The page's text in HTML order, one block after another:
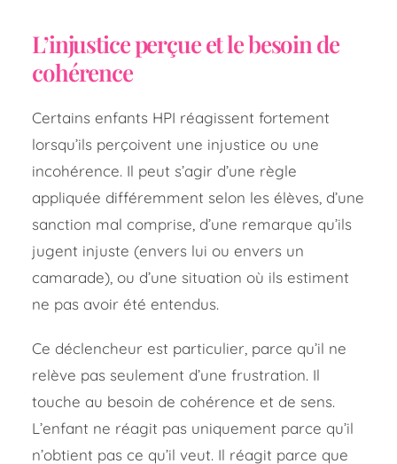
L’injustice perçue et le besoin de
cohérence
Certains enfants HPI réagissent fortement
lorsqu’ils perçoivent une injustice ou une
incohérence. Il peut s’agir d’une règle
appliquée différemment selon les élèves, d’une
sanction mal comprise, d’une remarque qu’ils
jugent injuste (envers lui ou envers un
camarade), ou d’une situation où ils estiment
ne pas avoir été entendus.
Ce déclencheur est particulier, parce qu’il ne
relève pas seulement d’une frustration. Il
touche au besoin de cohérence et de sens.
L’enfant ne réagit pas uniquement parce qu’il
n’obtient pas ce qu’il veut. Il réagit parce que